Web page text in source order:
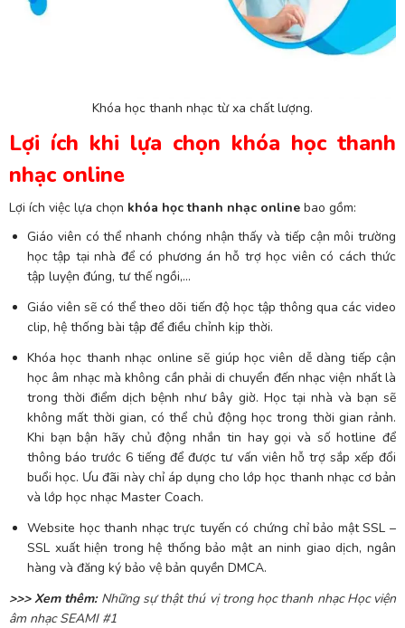
Khóa học thanh nhạc từ xa chất lượng.
Lợi ích khi lựa chọn khóa học thanh
nhạc online
Lợi ích việc lựa chọn khóa học thanh nhạc online bao gồm:
Giáo viên có thể nhanh chóng nhận thấy và tiếp cận môi trường
học tập tại nhà để có phương án hỗ trợ học viên có cách thức
tập luyện đúng, tư thế ngồi,…
Giáo viên sẽ có thể theo dõi tiến độ học tập thông qua các video
clip, hệ thống bài tập để điều chỉnh kịp thời.
Khóa học thanh nhạc online sẽ giúp học viên dễ dàng tiếp cận
học âm nhạc mà không cần phải di chuyển đến nhạc viện nhất là
trong thời điểm dịch bệnh như bây giờ. Học tại nhà và bạn sẽ
không mất thời gian, có thể chủ động học trong thời gian rảnh.
Khi bạn bận hãy chủ động nhắn tin hay gọi và số hotline để
thông báo trước 6 tiếng để được tư vấn viên hỗ trợ sắp xếp đổi
buổi học. Ưu đãi này chỉ áp dụng cho lớp học thanh nhạc cơ bản
và lớp học nhạc Master Coach.
Website học thanh nhạc trực tuyến có chứng chỉ bảo mật SSL –
SSL xuất hiện trong hệ thống bảo mật an ninh giao dịch, ngân
hàng và đăng ký bảo vệ bản quyền DMCA.
>>> Xem thêm: Những sự thật thú vị trong học thanh nhạc Học viện
âm nhạc SEAMI #1